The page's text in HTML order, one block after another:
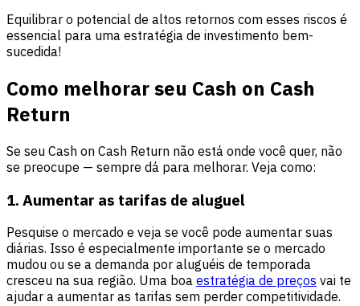
Equilibrar o potencial de altos retornos com esses riscos é
essencial para uma estratégia de investimento bem-
sucedida!
Como melhorar seu Cash on Cash
Return
Se seu Cash on Cash Return não está onde você quer, não
se preocupe — sempre dá para melhorar. Veja como:
1. Aumentar as tarifas de aluguel
Pesquise o mercado e veja se você pode aumentar suas
diárias. Isso é especialmente importante se o mercado
mudou ou se a demanda por aluguéis de temporada
cresceu na sua região. Uma boa estratégia de preços vai te
ajudar a aumentar as tarifas sem perder competitividade.